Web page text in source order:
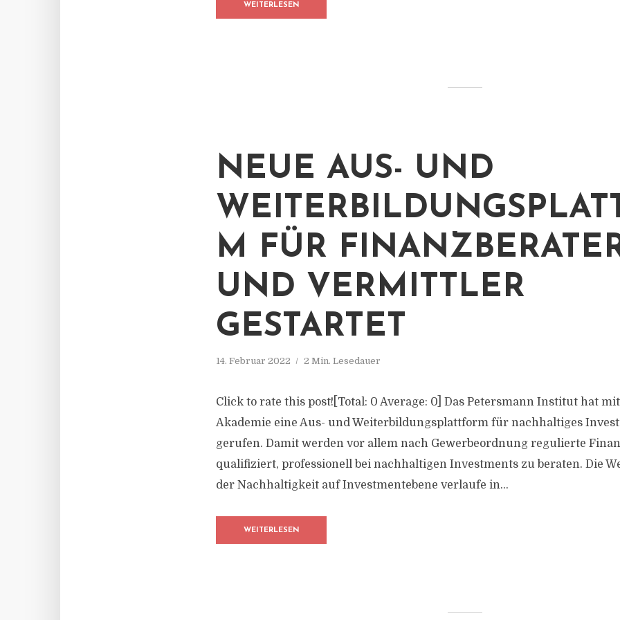
WEITERLESEN
NEUE AUS- UND
M FÜR
UND VERMITTLER
GESTARTET
14. Februar 2022 2 Min. Lesedauer
Click to rate this post![Total: 0 Average: 0] Das Petersmann Institut hat mit
Akademie eine Aus- und Weiterbildungsplattform für nachhaltiges
gerufen. Damit werden vor allem nach Gewerbeordnung regulierte
qualifiziert, professionell bei nachhaltigen Investments zu beraten. Die
der Nachhaltigkeit auf Investmentebene verlaufe in...
WEITERLESEN